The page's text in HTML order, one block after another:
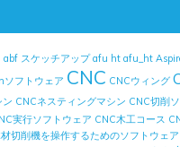
abf スケッチアップ afu ht afu_ht
ソフトウェア CNC CNCウィング
ン CNCネスティングマシン CNC切削
実行ソフトウェア CNC木工コース
切削機を操作するためのソフトウェア